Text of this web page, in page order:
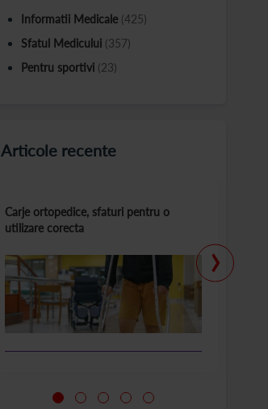
Informatii Medicale (425)
Sfatul Medicului (357)
Pentru sportivi (23)
Articole recente
Carje ortopedice, sfaturi pentru o
utilizare corecta
›